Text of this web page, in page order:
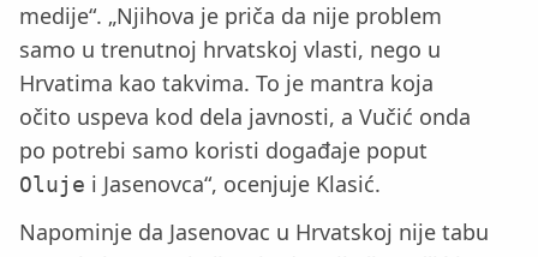
medije“. „Njihova je priča da nije problem
samo u trenutnoj hrvatskoj vlasti, nego u
Hrvatima kao takvima. To je mantra koja
očito uspeva kod dela javnosti, a Vučić onda
po potrebi samo koristi događaje poput
Oluje i Jasenovca“, ocenjuje Klasić.
Napominje da Jasenovac u Hrvatskoj nije tabu